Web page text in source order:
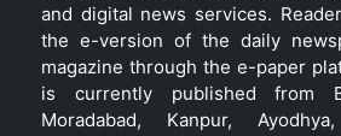
and digital news services.
the e-version of the daily
magazine through the e-paper
is currently published from
Moradabad, Kanpur,